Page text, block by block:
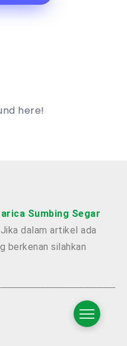
here!
Sumbing Segar
dalam artikel ada
berkenan silahkan